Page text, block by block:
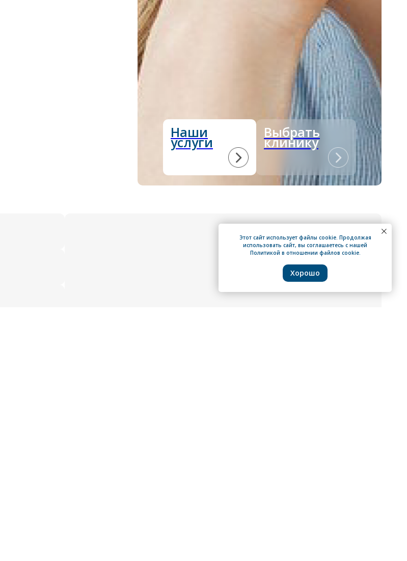
Наши
услуги
Выбрать
клинику
Этот сайт использует файлы cookie. Продолжая
использовать сайт, вы соглашаетесь с нашей
Политикой в отношении файлов cookie.
Хорошо